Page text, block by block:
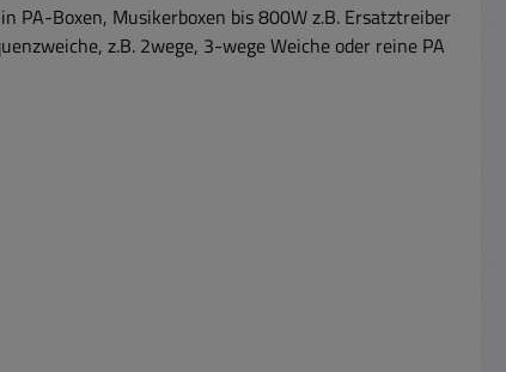
PA-Boxen, Musikerboxen bis 800W z.B. Ersatztreiber
z.B. 2wege, 3-wege Weiche oder reine PA